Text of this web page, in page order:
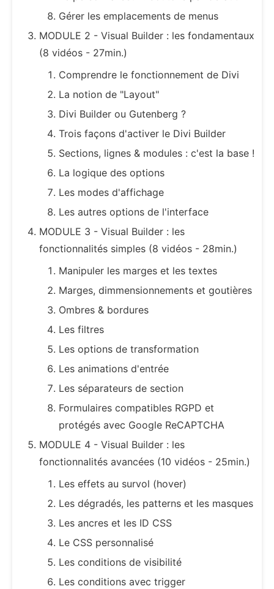
Gérer les emplacements de menus
MODULE 2 - Visual Builder : les fondamentaux
(8 vidéos - 27min.)
Comprendre le fonctionnement de Divi
La notion de "Layout"
Divi Builder ou Gutenberg ?
Trois façons d'activer le Divi Builder
Sections, lignes & modules : c'est la base !
La logique des options
Les modes d'affichage
Les autres options de l'interface
MODULE 3 - Visual Builder : les
fonctionnalités simples (8 vidéos - 28min.)
Manipuler les marges et les textes
Marges, dimmensionnements et goutières
Ombres & bordures
Les filtres
Les options de transformation
Les animations d'entrée
Les séparateurs de section
Formulaires compatibles RGPD et
protégés avec Google ReCAPTCHA
MODULE 4 - Visual Builder : les
fonctionnalités avancées (10 vidéos - 25min.)
Les effets au survol (hover)
Les dégradés, les patterns et les masques
Les ancres et les ID CSS
Le CSS personnalisé
Les conditions de visibilité
Les conditions avec trigger